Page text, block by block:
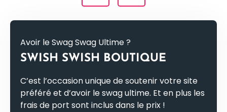
Avoir le Swag Swag Ultime ?
SWISH SWISH BOUTIQUE
C’est l’occasion unique de soutenir votre site
préféré et d’avoir le swag ultime. Et en plus les
frais de port sont inclus dans le prix !